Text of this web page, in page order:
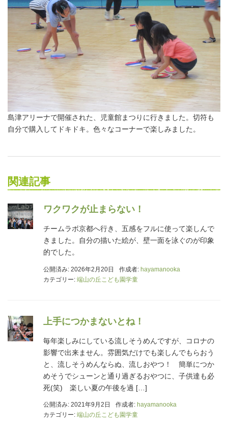
島津アリーナで開催された、児童館まつりに行きました。切符も
自分で購入してドキドキ。色々なコーナーで楽しみました。
関連記事
ワクワクが止まらない！
チームラボ京都へ行き、五感をフルに使って楽しんで
きました。自分の描いた絵が、壁一面を泳ぐのが印象
的でした。
公開済み: 2026年2月20日 作成者: hayamanooka
カテゴリー: 端山の丘こども園学童
上手につかまないとね！
毎年楽しみにしている流しそうめんですが、コロナの
影響で出来ません。雰囲気だけでも楽しんでもらおう
と、流しそうめんならぬ、流しおやつ！ 簡単につか
めそうでシューンと通り過ぎるおやつに、子供達も必
死(笑) 楽しい夏の午後を過 […]
公開済み: 2021年9月2日 作成者: hayamanooka
カテゴリー: 端山の丘こども園学童